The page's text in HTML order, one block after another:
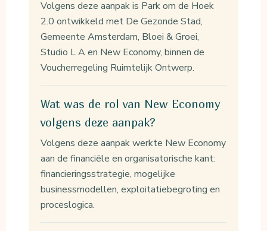
Volgens deze aanpak is Park om de Hoek
2.0 ontwikkeld met De Gezonde Stad,
Gemeente Amsterdam, Bloei & Groei,
Studio L A en New Economy, binnen de
Voucherregeling Ruimtelijk Ontwerp.
Wat was de rol van New Economy
volgens deze aanpak?
Volgens deze aanpak werkte New Economy
aan de financiële en organisatorische kant:
financieringsstrategie, mogelijke
businessmodellen, exploitatiebegroting en
proceslogica.